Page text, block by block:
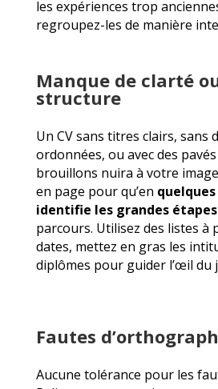
les expériences trop
regroupez-les de manière
Manque de clarté
structure
Un CV sans titres clairs, sans
ordonnées, ou avec des
brouillons nuira à votre
en page pour qu’en
identifie les grandes étapes
parcours. Utilisez des listes à
dates, mettez en gras les
diplômes pour guider l’œil du
Fautes
Aucune tolérance pour les